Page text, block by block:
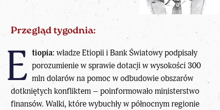
Przegląd tygodnia:
E tiopia: władze Etiopii i Bank Światowy podpisały
porozumienie w sprawie dotacji w wysokości 300
mln dolarów na pomoc w odbudowie obszarów
dotkniętych konfliktem – poinformowało ministerstwo
finansów. Walki, które wybuchły w północnym regionie